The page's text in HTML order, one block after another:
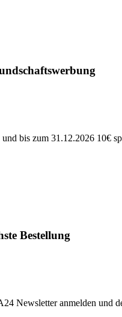
bis zum 31.12.2026 10€
Bestellung
Newsletter anmelden und